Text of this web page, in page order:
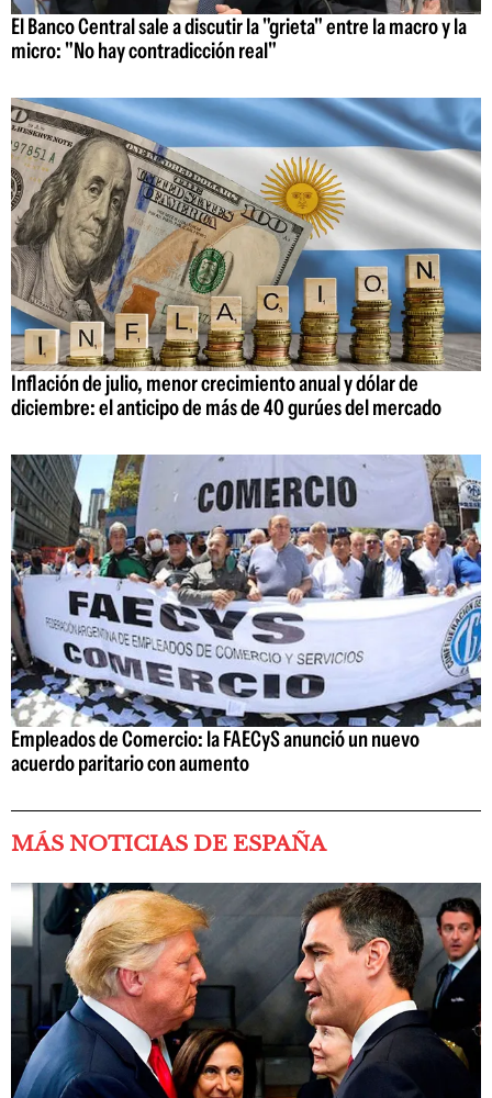
El Banco Central sale a discutir la "grieta" entre la macro y la
micro: "No hay contradicción real"
Inflación de julio, menor crecimiento anual y dólar de
diciembre: el anticipo de más de 40 gurúes del mercado
Empleados de Comercio: la FAECyS anunció un nuevo
acuerdo paritario con aumento
MÁS NOTICIAS DE ESPAÑA